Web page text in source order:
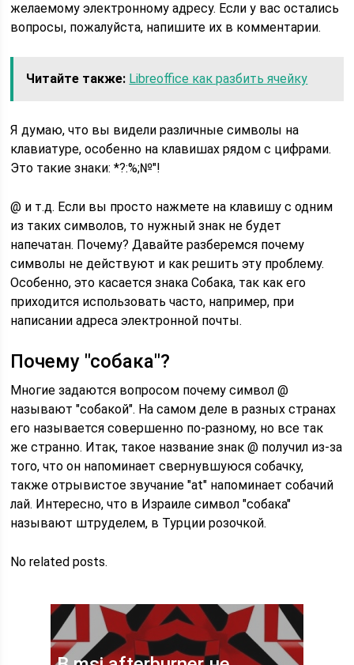
желаемому электронному адресу. Если у вас остались
вопросы, пожалуйста, напишите их в комментарии.
Читайте также: Libreoffice как разбить ячейку
Я думаю, что вы видели различные символы на
клавиатуре, особенно на клавишах рядом с цифрами.
Это такие знаки: *?:%;№"!
@ и т.д. Если вы просто нажмете на клавишу с одним
из таких символов, то нужный знак не будет
напечатан. Почему? Давайте разберемся почему
символы не действуют и как решить эту проблему.
Особенно, это касается знака Собака, так как его
приходится использовать часто, например, при
написании адреса электронной почты.
Почему "собака"?
Многие задаются вопросом почему символ @
называют "собакой". На самом деле в разных странах
его называется совершенно по-разному, но все так
же странно. Итак, такое название знак @ получил из-за
того, что он напоминает свернувшуюся собачку,
также отрывистое звучание "at" напоминает собачий
лай. Интересно, что в Израиле символ "собака"
называют штруделем, в Турции розочкой.
No related posts.